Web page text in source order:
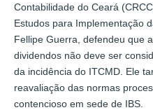
Contabilidade do Ceará
Estudos para Implementação
Fellipe Guerra, defendeu que
dividendos não deve ser
da incidência do ITCMD. Ele
reavaliação das normas
contencioso em sede de IBS.